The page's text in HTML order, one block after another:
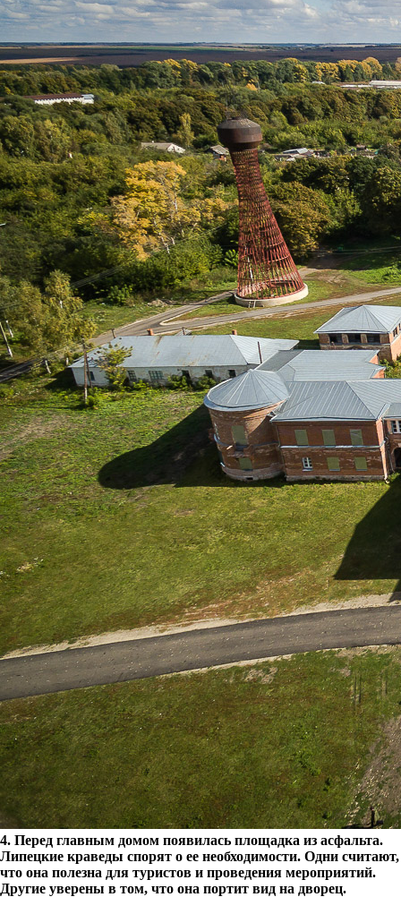
4. Перед главным домом появилась площадка из асфальта.
Липецкие краведы спорят о ее необходимости. Одни считают,
что она полезна для туристов и проведения мероприятий.
Другие уверены в том, что она портит вид на дворец.